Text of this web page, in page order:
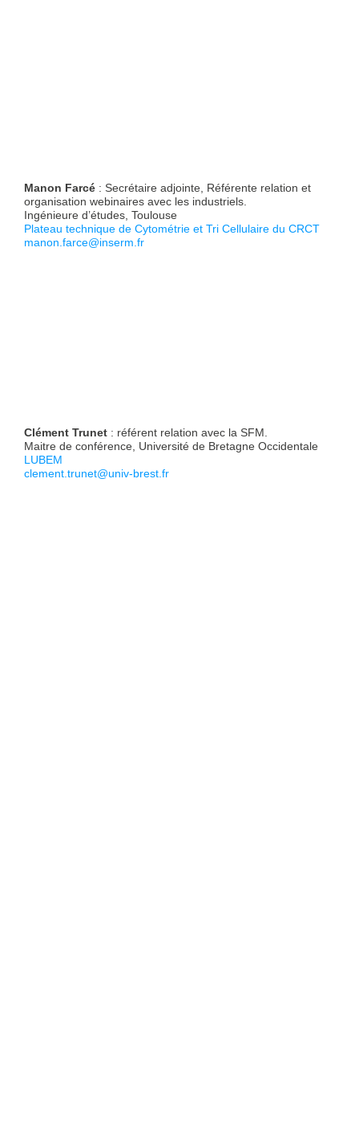
Manon Farcé : Secrétaire adjointe, Référente relation et
organisation webinaires avec les industriels.
Ingénieure d’études, Toulouse
Plateau technique de Cytométrie et Tri Cellulaire du CRCT
manon.farce@inserm.fr
Clément Trunet : référent relation avec la SFM.
Maitre de conférence, Université de Bretagne Occidentale
LUBEM
clement.trunet@univ-brest.fr